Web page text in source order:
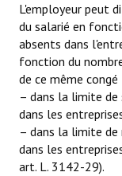
L'employeur peut
du salarié en
absents dans
fonction du
de ce même congé
– dans la limite de
dans les
– dans la limite
dans les
art. L. 3142-29).